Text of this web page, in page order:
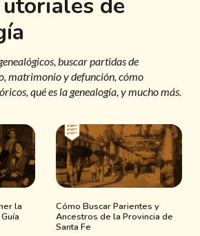
de
buscar partidas de
matrimonio y defunción, cómo
qué es la genealogía, y mucho más.
la
Cómo Buscar Parientes y
Ancestros de la Provincia de
Santa Fe